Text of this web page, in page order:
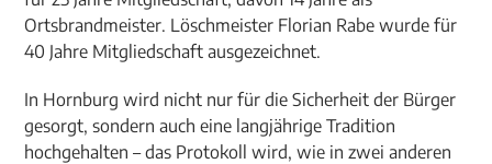
Ortsbrandmeister. Löschmeister Florian Rabe wurde für
40 Jahre Mitgliedschaft ausgezeichnet.
In Hornburg wird nicht nur für die Sicherheit der Bürger
gesorgt, sondern auch eine langjährige Tradition
hochgehalten – das Protokoll wird, wie in zwei anderen